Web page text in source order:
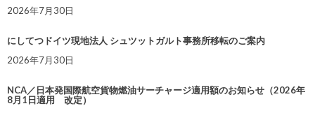
2026年7月30日
にしてつドイツ現地法人 シュツットガルト事務所移転のご案内
2026年7月30日
NCA／日本発国際航空貨物燃油サーチャージ適用額のお知らせ（2026年
8月1日適用 改定）